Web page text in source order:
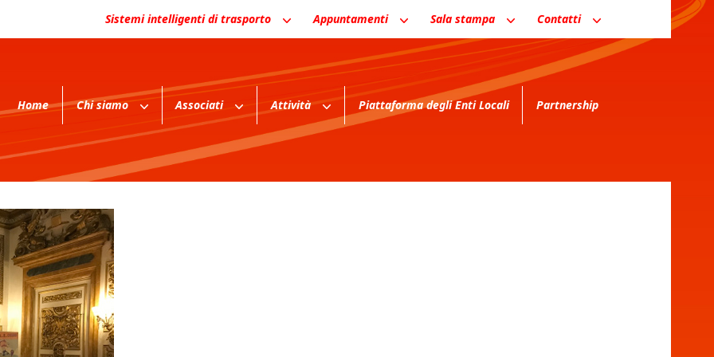
Sistemi intelligenti di trasporto Appuntamenti Sala stampa Contatti
Home Chi siamo Associati Attività Piattaforma degli Enti Locali Partnership